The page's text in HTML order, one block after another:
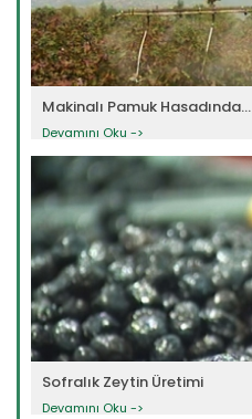
Makinalı Pamuk Hasadında...
Devamını Oku ->
Sofralık Zeytin Üretimi
Devamını Oku ->